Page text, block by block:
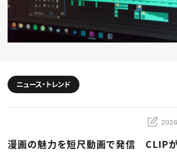
CREATIVE JOB求人検索
特集求人
採用説明会
転職支援サービス
スキルアップしたい！ トップ
デザイン
動画配信・映像制作
ディレクション
業界解説・キャリア事情
TOP Creator’s コラム
TOP Creator’s コラム トップ
ゲームクリエイター
映像クリエイター
ニュース・トレンド
ニュース・トレンド
漫画の魅力を短尺動画で発信 CLIP